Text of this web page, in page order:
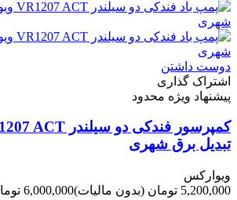
دوست داشتن
اشتراک گذاری
پیشنهاد ویژه محدود
تبدیل برق شهری
ویوارکس
5,200,000 تومان
(بدون مالیات)6,000,000 تومان